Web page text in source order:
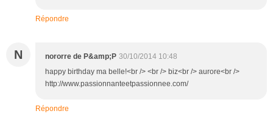
Répondre
N nororre de P&amp;P 30/10/2014 10:48
happy birthday ma belle!<br /> <br /> biz<br /> aurore<br />
http://www.passionnanteetpassionnee.com/
Répondre